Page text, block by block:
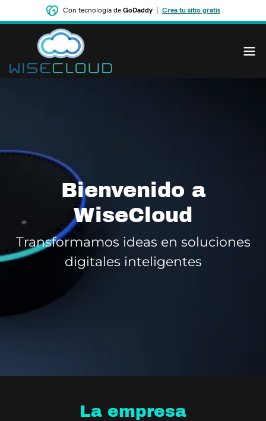
Con tecnología de GoDaddy| Crea tu sitio gratis
Bienvenido a
WiseCloud
Transformamos ideas en soluciones
digitales inteligentes
La empresa